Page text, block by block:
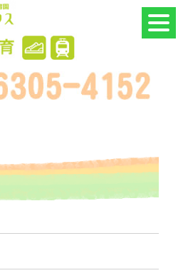
ーカリハウス